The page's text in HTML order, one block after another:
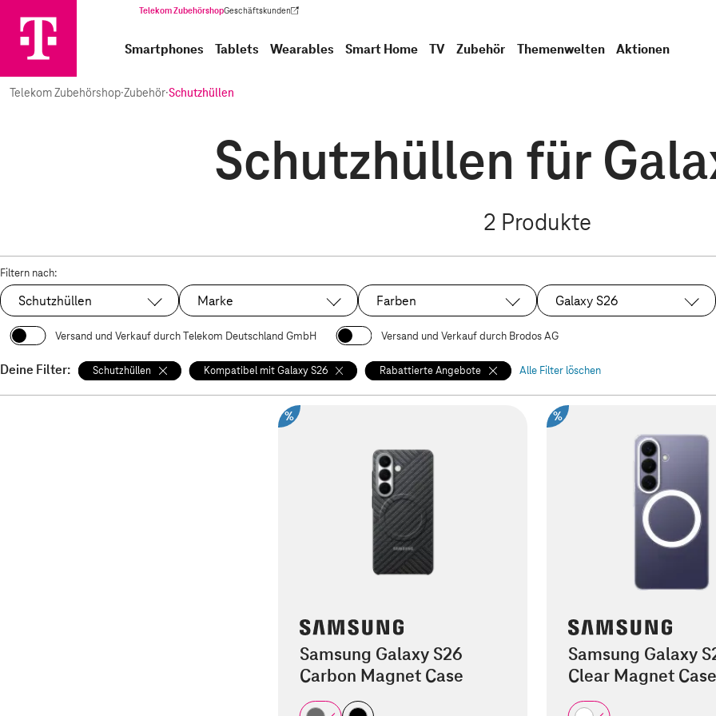
Telekom ZubehörshopGeschäftskunden
(Wird in einem neuen Tab geöffnet)
Smartphones Tablets Wearables Smart Home TV Zubehör Themenwelten Aktionen
Telekom Zubehörshop·Zubehör·Schutzhüllen
Schutzhüllen für
2 Produkte
Filtern nach:
Ausgewählt:
Schutzhüllen Marke Farben Ausgewählt:
Galaxy S26
Versand und Verkauf durch Telekom Deutschland GmbH Versand und Verkauf durch Brodos AG
Deine Filter: Schutzhüllen Kompatibel mit Galaxy S26 Rabattierte Angebote Alle Filter löschen
%
Samsung Galaxy S26
Carbon Magnet Case
%
Samsung Galaxy
Clear Magnet Case